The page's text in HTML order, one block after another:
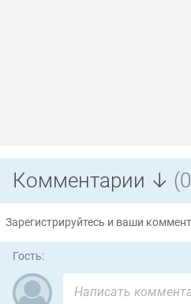
Комментарии ↓
Зарегистрируйтесь и ваши
Гость: